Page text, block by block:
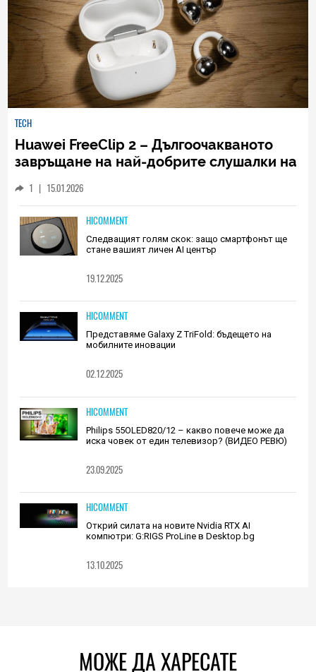
TECH
Huawei FreeClip 2 – Дългоочакваното
завръщане на най-добрите слушалки на
1 15.01.2026
HICOMMENT
Следващият голям скок: защо смартфонът ще
стане вашият личен AI център
19.12.2025
HICOMMENT
Представяме Galaxy Z TriFold: бъдещето на
мобилните иновации
02.12.2025
HICOMMENT
Philips 55OLED820/12 – какво повече може да
иска човек от един телевизор? (ВИДЕО РЕВЮ)
23.09.2025
HICOMMENT
Открий силата на новите Nvidia RTX AI
компютри: G:RIGS ProLine в Desktop.bg
13.10.2025
МОЖЕ ДА ХАРЕСАТЕ